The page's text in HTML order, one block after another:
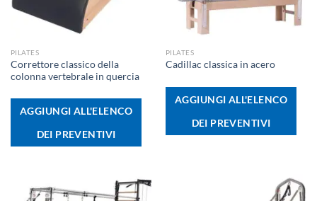
PILATES
Correttore classico della
colonna vertebrale in quercia
AGGIUNGI ALL'ELENCO
DEI PREVENTIVI
PILATES
Cadillac classica in acero
AGGIUNGI ALL'ELENCO
DEI PREVENTIVI